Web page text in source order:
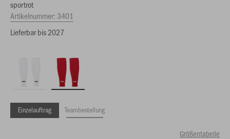
sportrot
Artikelnummer:3401
Lieferbar bis 2027
Einzelauftrag Teambestellung
Größentabelle